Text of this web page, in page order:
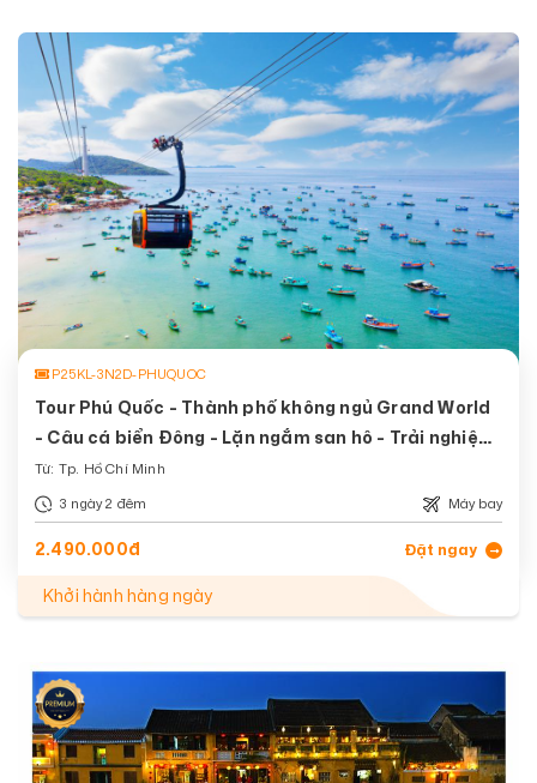
P25KL-3N2D-PHUQUOC
Tour Phú Quốc - Thành phố không ngủ Grand World
- Câu cá biển Đông - Lặn ngắm san hô - Trải nghiệm
cáp treo Hòn Thơm vượt biển dài nhất thế giới.
Từ: Tp. Hồ Chí Minh
3 ngày 2 đêm
Máy bay
2.490.000đ Đặt ngay
Khởi hành hàng ngày